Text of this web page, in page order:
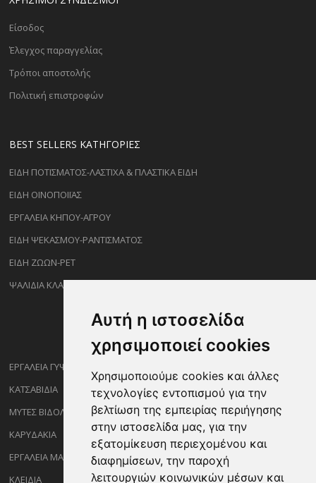
Αυτή η ιστοσελίδα
χρησιμοποιεί cookies
Χρησιμοποιούμε cookies και άλλες
τεχνολογίες εντοπισμού για την
βελτίωση της εμπειρίας περιήγησης
στην ιστοσελίδα μας, για την
εξατομίκευση περιεχομένου και
διαφημίσεων, την παροχή
λειτουργιών κοινωνικών μέσων και
Είσοδος
Έλεγχος παραγγελίας
Τρόποι αποστολής
Πολιτική επιστροφών
BEST SELLERS ΚΑΤΗΓΟΡΊΕΣ
ΕΙΔΗ ΠΟΤΙΣΜΑΤΟΣ-ΛΑΣΤΙΧΑ & ΠΛΑΣΤΙΚΑ ΕΙΔΗ
ΕΙΔΗ ΟΙΝΟΠΟΙΪΑΣ
ΕΡΓΑΛΕΙΑ ΚΗΠΟΥ-ΑΓΡΟΥ
ΕΙΔΗ ΨΕΚΑΣΜΟΥ-ΡΑΝΤΙΣΜΑΤΟΣ
ΕΙΔΗ ΖΩΩΝ-PET
ΨΑΛΙΔΙΑ ΚΛΑΔΕΜΑΤΟΣ
ΕΡΓΑΛΕΙΑ ΓΥΨΟΣΑΝΙΔΑΣ
ΚΑΤΣΑΒΙΔΙΑ
ΜΥΤΕΣ ΒΙΔΟΛΟΓΩΝ
ΚΑΡΥΔΑΚΙΑ
ΕΡΓΑΛΕΙΑ ΜΑΡΑΓΓΩΝ
ΚΛΕΙΔΙΑ